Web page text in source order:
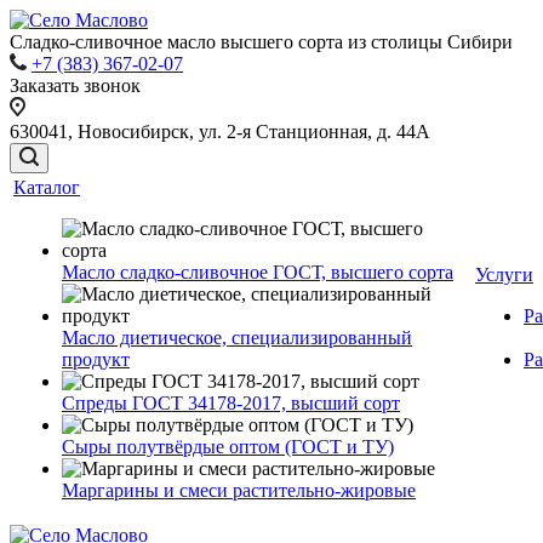
Сладко-сливочное масло высшего сорта из столицы Сибири
+7 (383) 367-02-07
Заказать звонок
630041, Новосибирск, ул. 2-я Станционная, д. 44А
Каталог
Масло сладко-сливочное ГОСТ, высшего сорта
Масло диетическое, специализированный
продукт
Спреды ГОСТ 34178-2017, высший сорт
Сыры полутвёрдые оптом (ГОСТ и ТУ)
Маргарины и смеси растительно-жировые
Услуги